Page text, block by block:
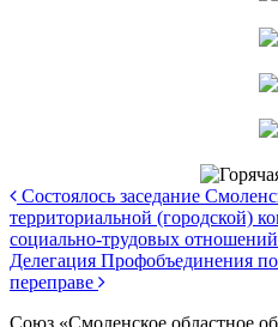
Состоялось заседание
территориальной (городской)
социально-трудовых отношений
Делегация Профобъединения
переправе
Союз «Смоленское областное